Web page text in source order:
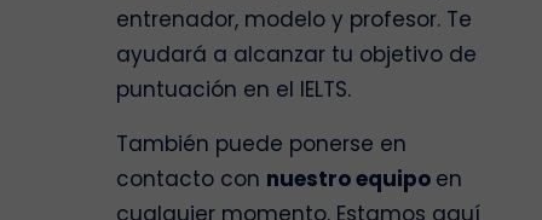
entrenador, modelo y profesor. Te
ayudará a alcanzar tu objetivo de
puntuación en el IELTS.
También puede ponerse en
contacto con nuestro equipo en
cualquier momento. Estamos aquí